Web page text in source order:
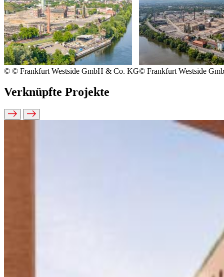
© © Frankfurt Westside GmbH & Co. KG© Frankfurt Westside
Verknüpfte Projekte